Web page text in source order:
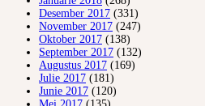
Desember 2017 (331)
November 2017 (247)
Oktober 2017 (138)
September 2017 (132)
Augustus 2017 (169)
Julie 2017 (181)
Junie 2017 (120)